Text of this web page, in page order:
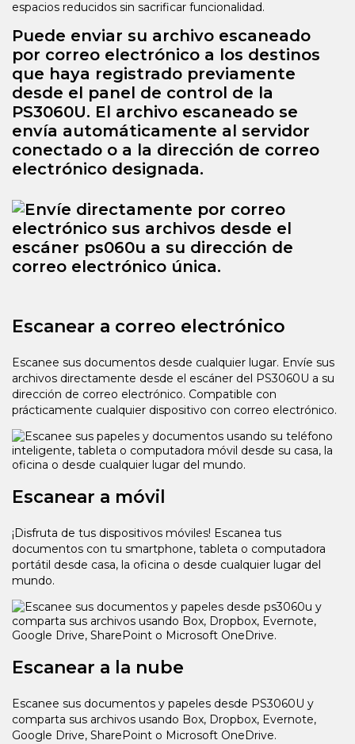
espacios reducidos sin sacrificar funcionalidad.
Puede enviar su archivo escaneado
por correo electrónico a los destinos
que haya registrado previamente
desde el panel de control de la
PS3060U. El archivo escaneado se
envía automáticamente al servidor
conectado o a la dirección de correo
electrónico designada.
Escanear a correo electrónico
Escanee sus documentos desde cualquier lugar. Envíe sus
archivos directamente desde el escáner del PS3060U a su
dirección de correo electrónico. Compatible con
prácticamente cualquier dispositivo con correo electrónico.
Escanear a móvil
¡Disfruta de tus dispositivos móviles! Escanea tus
documentos con tu smartphone, tableta o computadora
portátil desde casa, la oficina o desde cualquier lugar del
mundo.
Escanear a la nube
Escanee sus documentos y papeles desde PS3060U y
comparta sus archivos usando Box, Dropbox, Evernote,
Google Drive, SharePoint o Microsoft OneDrive.